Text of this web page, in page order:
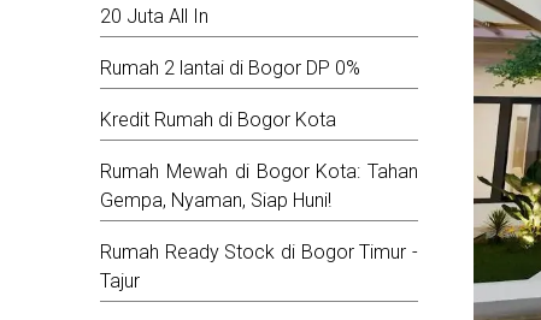
20 Juta All In
Rumah 2 lantai di Bogor DP 0%
Kredit Rumah di Bogor Kota
Rumah Mewah di Bogor Kota: Tahan
Gempa, Nyaman, Siap Huni!
Rumah Ready Stock di Bogor Timur -
Tajur